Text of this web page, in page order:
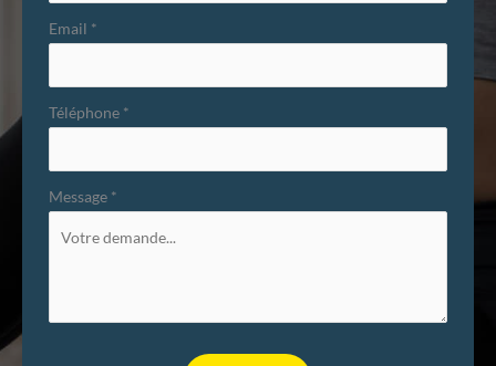
Email *
Téléphone *
Message *